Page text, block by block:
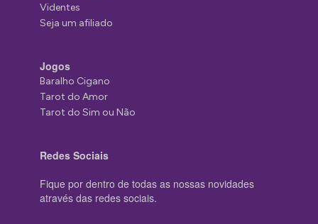
Videntes
Seja um afiliado
Jogos
Baralho Cigano
Tarot do Amor
Tarot do Sim ou Não
Redes Sociais
Fique por dentro de todas as nossas novidades
através das redes sociais.